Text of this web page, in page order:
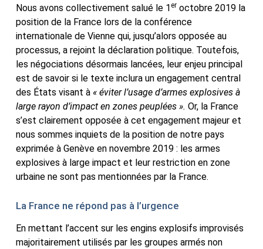
Nous avons collectivement salué le 1eroctobre 2019 la
position de la France lors de la conférence
internationale de Vienne qui, jusqu’alors opposée au
processus, a rejoint la déclaration politique. Toutefois,
les négociations désormais lancées, leur enjeu principal
est de savoir si le texte inclura un engagement central
des États visant à « éviter l’usage d’armes explosives à
large rayon d’impact en zones peuplées ». Or, la France
s’est clairement opposée à cet engagement majeur et
nous sommes inquiets de la position de notre pays
exprimée à Genève en novembre 2019 : les armes
explosives à large impact et leur restriction en zone
urbaine ne sont pas mentionnées par la France.
La France ne répond pas à l’urgence
En mettant l’accent sur les engins explosifs improvisés
majoritairement utilisés par les groupes armés non